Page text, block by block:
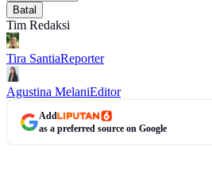
Batal
Tim Redaksi
Tira SantiaReporter
Agustina MelaniEditor
Add
as a preferred source on Google